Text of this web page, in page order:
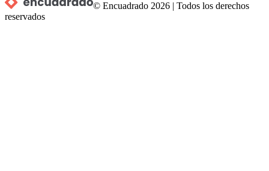
© Encuadrado 2026 |Todos los derechos
reservados